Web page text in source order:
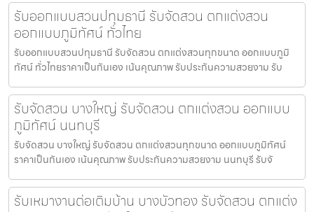
รับออกแบบสวนปทุมธานี รับจัดสวน ตกแต่งสวน
ออกแบบภูมิทัศน์ ทั่วไทย
รับออกแบบสวนปทุมธานี รับจัดสวน ตกแต่งสวนทุกขนาด ออกแบบภูมิ
ทัศน์ ทั่วไทยราคาเป็นกันเอง เน้นคุณภาพ รับประกันความสวยงาม รับ
รับจัดสวน บางใหญ่ รับจัดสวน ตกแต่งสวน ออกแบบ
ภูมิทัศน์ นนทบุรี
รับจัดสวน บางใหญ่ รับจัดสวน ตกแต่งสวนทุกขนาด ออกแบบภูมิทัศน์
ราคาเป็นกันเอง เน้นคุณภาพ รับประกันความสวยงาม นนทบุรี รับจั
รับเหมางานต่อเติมบ้าน บางบัวทอง รับจัดสวน ตกแต่ง